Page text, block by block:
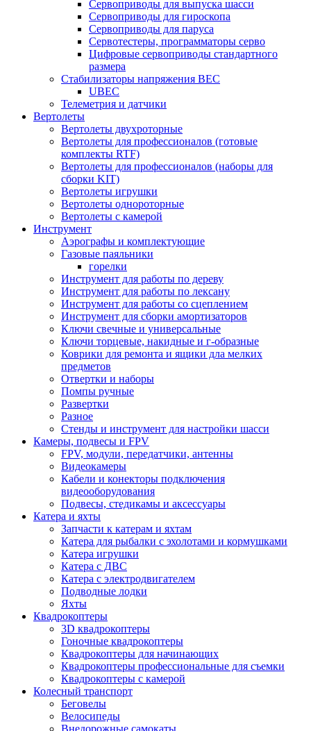
Сервоприводы для выпуска шасси
Сервоприводы для гироскопа
Сервоприводы для паруса
Сервотестеры, программаторы серво
Цифровые сервоприводы стандартного
размера
Стабилизаторы напряжения BEC
UBEC
Телеметрия и датчики
Вертолеты
Вертолеты двухроторные
Вертолеты для профессионалов (готовые
комплекты RTF)
Вертолеты для профессионалов (наборы для
сборки KIT)
Вертолеты игрушки
Вертолеты однороторные
Вертолеты с камерой
Инструмент
Аэрографы и комплектующие
Газовые паяльники
горелки
Инструмент для работы по дереву
Инструмент для работы по лексану
Инструмент для работы со сцеплением
Инструмент для сборки амортизаторов
Ключи свечные и универсальные
Ключи торцевые, накидные и г-образные
Коврики для ремонта и ящики дла мелких
предметов
Отвертки и наборы
Помпы ручные
Развертки
Разное
Стенды и инструмент для настройки шасси
Камеры, подвесы и FPV
FPV, модули, передатчики, антенны
Видеокамеры
Кабели и конекторы подключения
видеооборудования
Подвесы, стедикамы и аксессуары
Катера и яхты
Запчасти к катерам и яхтам
Катера для рыбалки с эхолотами и кормушками
Катера игрушки
Катера с ДВС
Катера с электродвигателем
Подводные лодки
Яхты
Квадрокоптеры
3D квадрокоптеры
Гоночные квадрокоптеры
Квадрокоптеры для начинающих
Квадрокоптеры профессиональные для съемки
Квадрокоптеры с камерой
Колесный транспорт
Беговелы
Велосипеды
Внедорожные самокаты